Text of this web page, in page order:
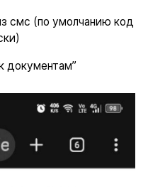
смс (по умолчанию код
документам”